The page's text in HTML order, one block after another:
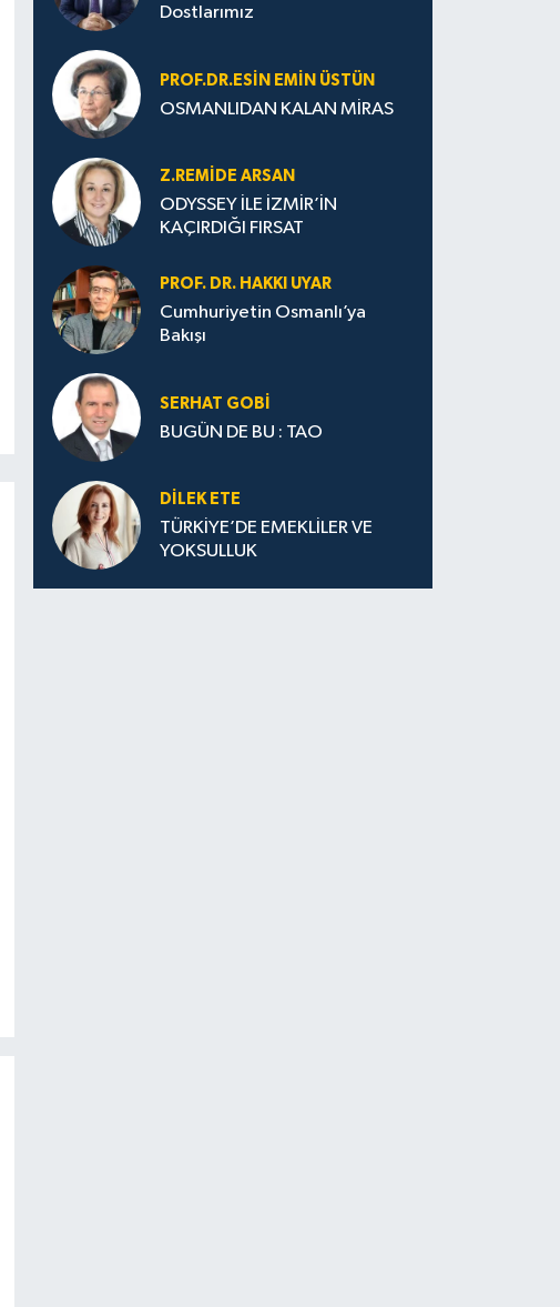
Dostlarımız
PROF.DR.ESIN EMIN ÜSTÜN
OSMANLIDAN KALAN MİRAS
Z.REMIDE ARSAN
ODYSSEY İLE İZMİR’İN
KAÇIRDIĞI FIRSAT
PROF. DR. HAKKI UYAR
Cumhuriyetin Osmanlı’ya
Bakışı
SERHAT GOBİ
BUGÜN DE BU : TAO
DILEK ETE
TÜRKİYE’DE EMEKLİLER VE
YOKSULLUK